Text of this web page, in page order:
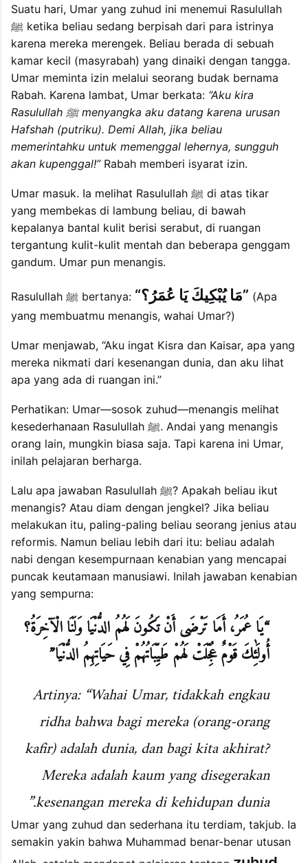
Suatu hari, Umar yang zuhud ini menemui Rasulullah
ﷺ ketika beliau sedang berpisah dari para istrinya
karena mereka merengek. Beliau berada di sebuah
kamar kecil (masyrabah) yang dinaiki dengan tangga.
Umar meminta izin melalui seorang budak bernama
Rabah. Karena lambat, Umar berkata: “Aku kira
Rasulullah ﷺ menyangka aku datang karena urusan
Hafshah (putriku). Demi Allah, jika beliau
memerintahku untuk memenggal lehernya, sungguh
akan kupenggal!”Rabah memberi isyarat izin.
Umar masuk. Ia melihat Rasulullah ﷺ di atas tikar
yang membekas di lambung beliau, di bawah
kepalanya bantal kulit berisi serabut, di ruangan
tergantung kulit-kulit mentah dan beberapa genggam
gandum. Umar pun menangis.
Rasulullah ﷺ bertanya: “مَا يُبْكِيكَ يَا عُمَرُ؟” (Apa
yang membuatmu menangis, wahai Umar?)
Umar menjawab, “Aku ingat Kisra dan Kaisar, apa yang
mereka nikmati dari kesenangan dunia, dan aku lihat
apa yang ada di ruangan ini.”
Perhatikan: Umar—sosok zuhud—menangis melihat
kesederhanaan Rasulullah ﷺ. Andai yang menangis
orang lain, mungkin biasa saja. Tapi karena ini Umar,
inilah pelajaran berharga.
Lalu apa jawaban Rasulullah ﷺ? Apakah beliau ikut
menangis? Atau diam dengan jengkel? Jika beliau
melakukan itu, paling-paling beliau seorang jenius atau
reformis. Namun beliau lebih dari itu: beliau adalah
nabi dengan kesempurnaan kenabian yang mencapai
puncak keutamaan manusiawi. Inilah jawaban kenabian
yang sempurna:
“يَا عُمَرُ، أَمَا تَرْضَى أَنْ تَكُونَ لَهُمُ الدُّنْيَا وَلَنَا الْآخِرَةُ؟
أُولَٰئِكَ قَوْمٌ عُجِّلَتْ لَهُمْ طَيِّبَاتُهُمْ فِي حَيَاتِهِمُ الدُّنْيَا”
Artinya: “Wahai Umar, tidakkah engkau
ridha bahwa bagi mereka (orang-orang
kafir) adalah dunia, dan bagi kita akhirat?
Mereka adalah kaum yang disegerakan
kesenangan mereka di kehidupan dunia.”
Umar yang zuhud dan sederhana itu terdiam, takjub. Ia
semakin yakin bahwa Muhammad benar-benar utusan